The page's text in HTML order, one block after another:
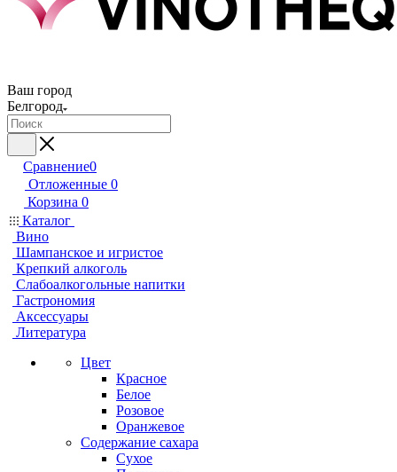
Ваш город
Белгород
Сравнение0
Отложенные 0
Корзина 0
Каталог
Вино
Шампанское и игристое
Крепкий алкоголь
Слабоалкогольные напитки
Гастрономия
Аксессуары
Литература
Цвет
Красное
Белое
Розовое
Оранжевое
Содержание сахара
Сухое